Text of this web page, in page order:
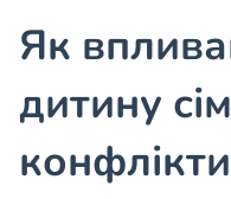
Як
дитину